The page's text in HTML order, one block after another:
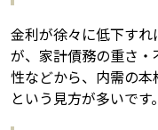
金利が徐々に低下す
が、家計債務の重さ
性などから、内需の
という見方が多いです。